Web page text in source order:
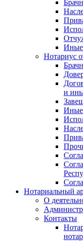
Иные
Нотариус
и
Иные
Нотариальный
О
Контакты